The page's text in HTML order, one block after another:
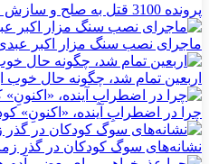
پرونده 3100 قتل به صلح و سازش ختم شد
ماجرای نصب سنگ مزار اکبر
اربعین تمام شد، چگونه حال خوب
چرا در اضطرابِ آینده، «اکنونِ»
نشانه‌های سوگ کودکان در گذر